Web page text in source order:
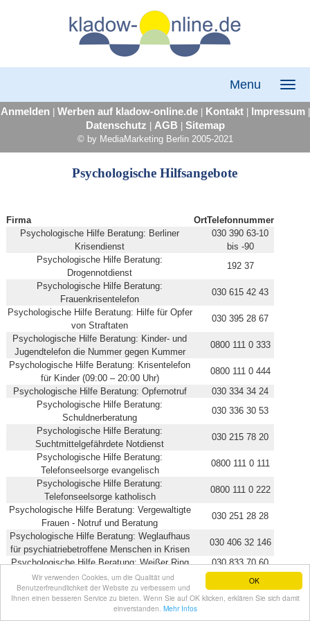
OK
Wir verwenden Cookies, um die Qualität und
Benutzerfreundlichkeit der Website zu verbessern und
Ihnen einen besseren Service zu bieten. Wenn Sie auf OK klicken, erklären Sie sich damit
einverstanden. Mehr Infos
Menu
Anmelden| Werben auf kladow-online.de| Kontakt| Impressum|
Datenschutz AGB Sitemap
© by MediaMarketing Berlin 2005-2021
Psychologische Hilfsangebote
Firma OrtTelefonnummer
Psychologische Hilfe Beratung: Berliner
Krisendienst
030 390 63-10
bis -90
Psychologische Hilfe Beratung:
Drogennotdienst
192 37
Psychologische Hilfe Beratung:
Frauenkrisentelefon
030 615 42 43
Psychologische Hilfe Beratung: Hilfe für Opfer
von Straftaten
030 395 28 67
Psychologische Hilfe Beratung: Kinder- und
Jugendtelefon die Nummer gegen Kummer
0800 111 0 333
Psychologische Hilfe Beratung: Krisentelefon
für Kinder (09:00 – 20:00 Uhr)
0800 111 0 444
Psychologische Hilfe Beratung: Opfernotruf
030 334 34 24
Psychologische Hilfe Beratung:
Schuldnerberatung
030 336 30 53
Psychologische Hilfe Beratung:
Suchtmittelgefährdete Notdienst
030 215 78 20
Psychologische Hilfe Beratung:
Telefonseelsorge evangelisch
0800 111 0 111
Psychologische Hilfe Beratung:
Telefonseelsorge katholisch
0800 111 0 222
Psychologische Hilfe Beratung: Vergewaltigte
Frauen - Notruf und Beratung
030 251 28 28
Psychologische Hilfe Beratung: Weglaufhaus
für psychiatriebetroffene Menschen in Krisen
030 406 32 146
Psychologische Hilfe Beratung: Weißer Ring
030 833 70 60